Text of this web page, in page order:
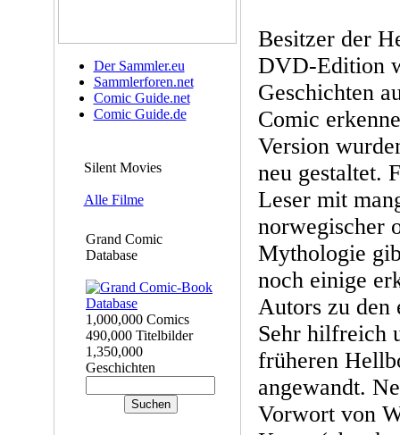
Der Sammler.eu
Sammlerforen.net
Comic Guide.net
Comic Guide.de
Silent Movies
Alle Filme
Grand Comic
Database
1,000,000 Comics
490,000 Titelbilder
1,350,000
Geschichten
Besitzer der
DVD-Edition
Geschichten
Comic
Version
neu gestaltet.
Leser mit
norwegischer
Mythologie
noch einige
Autors zu den
Sehr hilfreich
früheren
angewandt.
Vorwort von